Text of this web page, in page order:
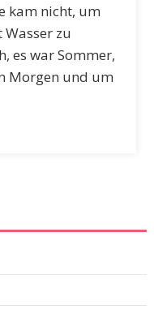
kam nicht, um
zu
es war Sommer,
Morgen und um